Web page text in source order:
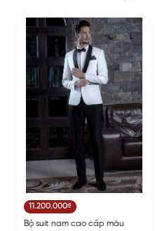
11.200.000₫
Bộ suit nam cao cấp màu